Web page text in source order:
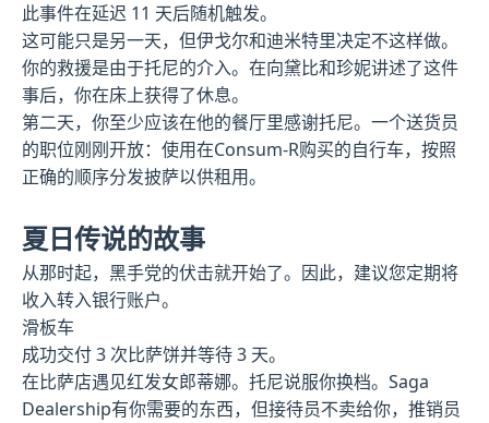
此事件在延迟 11 天后随机触发。
这可能只是另一天，但伊戈尔和迪米特里决定不这样做。
你的救援是由于托尼的介入。在向黛比和珍妮讲述了这件
事后，你在床上获得了休息。
第二天，你至少应该在他的餐厅里感谢托尼。一个送货员
的职位刚刚开放：使用在Consum-R购买的自行车，按照
正确的顺序分发披萨以供租用。
夏日传说的故事
从那时起，黑手党的伏击就开始了。因此，建议您定期将
收入转入银行账户。
滑板车
成功交付 3 次比萨饼并等待 3 天。
在比萨店遇见红发女郎蒂娜。托尼说服你换档。Saga
Dealership有你需要的东西，但接待员不卖给你，推销员